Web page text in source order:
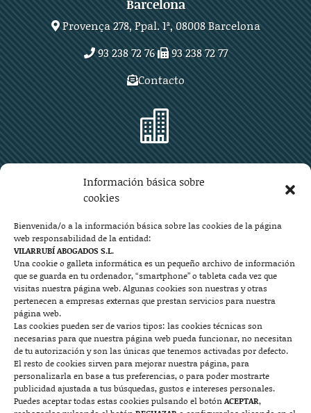
Información básica sobre
cookies
Bienvenida/o a la información básica sobre las cookies de la página
web responsabilidad de la entidad:
VILARRUBÍ ABOGADOS S.L.
Una cookie o galleta informática es un pequeño archivo de información
que se guarda en tu ordenador, “smartphone” o tableta cada vez que
visitas nuestra página web. Algunas cookies son nuestras y otras
pertenecen a empresas externas que prestan servicios para nuestra
página web.
Las cookies pueden ser de varios tipos: las cookies técnicas son
necesarias para que nuestra página web pueda funcionar, no necesitan
de tu autorización y son las únicas que tenemos activadas por defecto.
El resto de cookies sirven para mejorar nuestra página, para
personalizarla en base a tus preferencias, o para poder mostrarte
publicidad ajustada a tus búsquedas, gustos e intereses personales.
Puedes aceptar todas estas cookies pulsando el botónACEPTAR,
Barcelona
Provença 278, Ppal. 1ª, 08008 Barcelona
93 238 72 76
93 238 72 77
Contacto

Plaza Aragón 10, planta 11ª, 50004 Zaragoza
Contacto

Mallorca
Josep Pla, n°6, 07400 Alcudia (Mallorca)
722 131 870
Contacto